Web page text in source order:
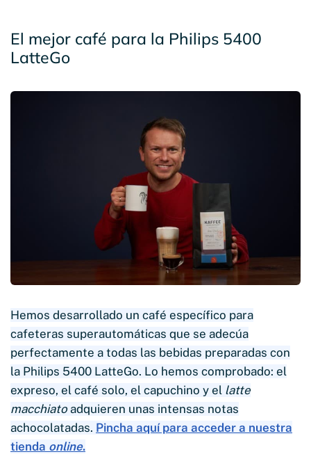
El mejor café para la Philips 5400
LatteGo
Hemos desarrollado un café específico para
cafeteras superautomáticas que se adecúa
perfectamente a todas las bebidas preparadas con
la Philips 5400 LatteGo. Lo hemos comprobado: el
expreso, el café solo, el capuchino y el latte
macchiato adquieren unas intensas notas
achocolatadas. Pincha aquí para acceder a nuestra
tienda online.